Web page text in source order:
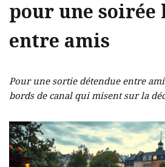
pour une soirée
entre amis
Pour une sortie détendue entre
bords de canal qui misent sur la